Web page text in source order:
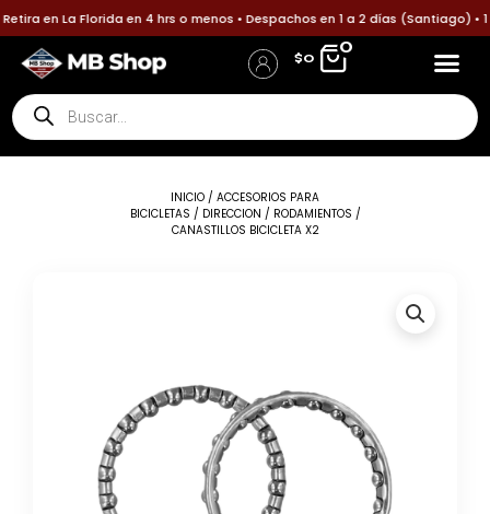
Ir
al
contenido
en La Florida en 4 hrs o menos • Despachos en 1 a 2 días (Santiago)
$0
0
Búsqueda
de
productos
INICIO / ACCESORIOS PARA
BICICLETAS / DIRECCION / RODAMIENTOS /
CANASTILLOS BICICLETA X2